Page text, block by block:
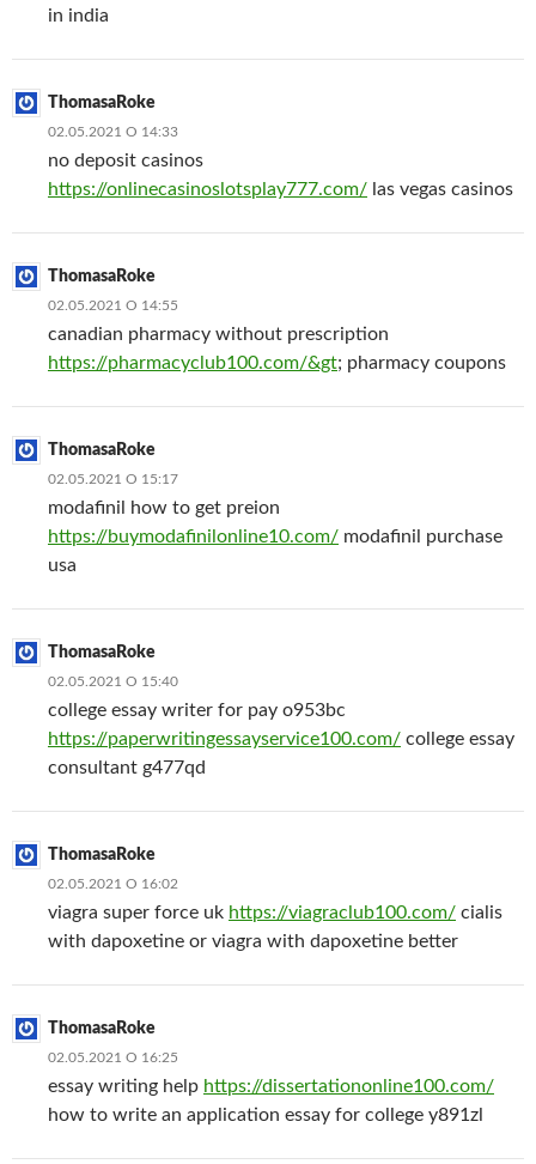
in india
ThomasaRoke
02.05.2021 О 14:33
no deposit casinos
https://onlinecasinoslotsplay777.com/ las vegas casinos
ThomasaRoke
02.05.2021 О 14:55
canadian pharmacy without prescription
https://pharmacyclub100.com/&gt; pharmacy coupons
ThomasaRoke
02.05.2021 О 15:17
modafinil how to get preion
https://buymodafinilonline10.com/ modafinil purchase
usa
ThomasaRoke
02.05.2021 О 15:40
college essay writer for pay o953bc
https://paperwritingessayservice100.com/ college essay
consultant g477qd
ThomasaRoke
02.05.2021 О 16:02
viagra super force uk https://viagraclub100.com/ cialis
with dapoxetine or viagra with dapoxetine better
ThomasaRoke
02.05.2021 О 16:25
essay writing help https://dissertationonline100.com/
how to write an application essay for college y891zl